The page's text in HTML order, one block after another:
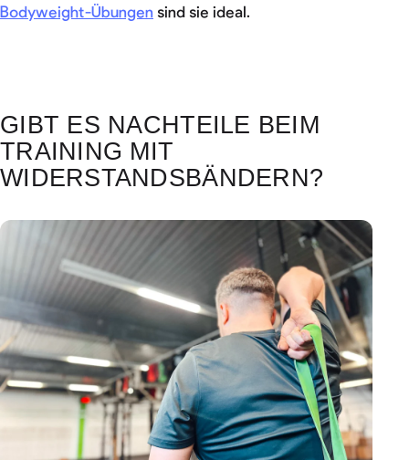
Bodyweight-Übungen sind sie ideal.
GIBT ES NACHTEILE BEIM
TRAINING MIT
WIDERSTANDSBÄNDERN?